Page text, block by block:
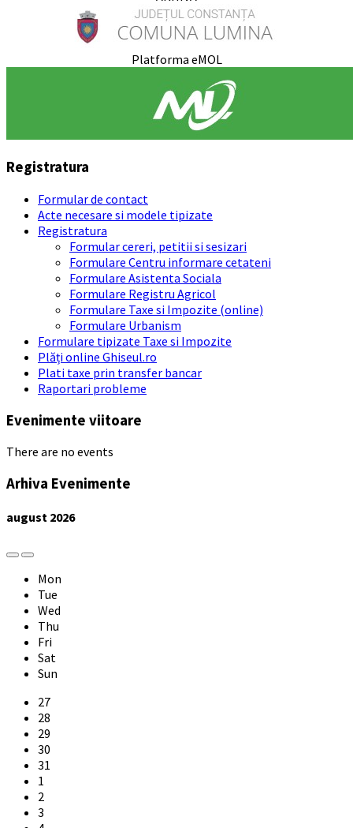
Platforma eMOL
Registratura
Formular de contact
Acte necesare si modele tipizate
Registratura
Formular cereri, petitii si sesizari
Formulare Centru informare cetateni
Formulare Asistenta Sociala
Formulare Registru Agricol
Formulare Taxe si Impozite (online)
Formulare Urbanism
Formulare tipizate Taxe si Impozite
Plăți online Ghiseul.ro
Plati taxe prin transfer bancar
Raportari probleme
Evenimente viitoare
There are no events
Arhiva Evenimente
august 2026
Previous
Month
Next
Month
Mon
Tue
Wed
Thu
Fri
Sat
Sun
Skip
calendar
days
27
28
29
30
31
1
2
3